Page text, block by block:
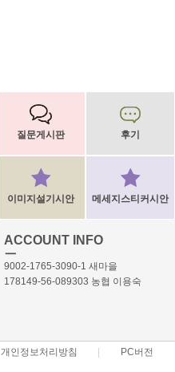
질문게시판 후기
이미지설기시안 메세지스티커시안
ACCOUNT INFO
ㅡ
9002-1765-3090-1 새마을
178149-56-089303 농협 이용숙
개인정보처리방침 PC버전